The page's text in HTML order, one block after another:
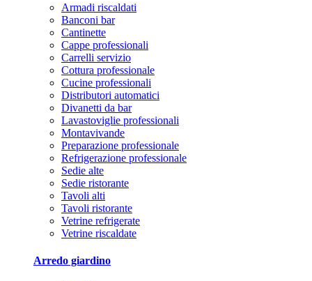
Armadi riscaldati
Banconi bar
Cantinette
Cappe professionali
Carrelli servizio
Cottura professionale
Cucine professionali
Distributori automatici
Divanetti da bar
Lavastoviglie professionali
Montavivande
Preparazione professionale
Refrigerazione professionale
Sedie alte
Sedie ristorante
Tavoli alti
Tavoli ristorante
Vetrine refrigerate
Vetrine riscaldate
Arredo giardino